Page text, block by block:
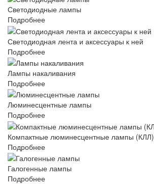
Светодиодные лампы
Подробнее
Светодиодная лента и аксессуары к ней
Подробнее
Лампы накаливания
Подробнее
Люминесцентные лампы
Подробнее
Компактные люминесцентные лампы (КЛЛ)
Подробнее
Галогенные лампы
Подробнее